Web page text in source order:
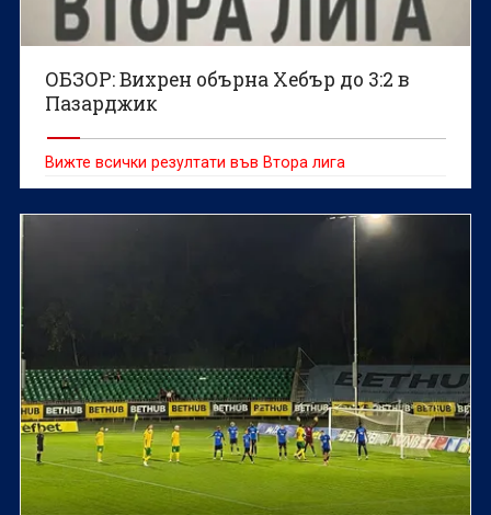
ОБЗОР: Вихрен обърна Хебър до 3:2 в
Пазарджик
Вижте всички резултати във Втора лига